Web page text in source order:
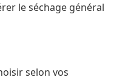
le séchage général
selon vos